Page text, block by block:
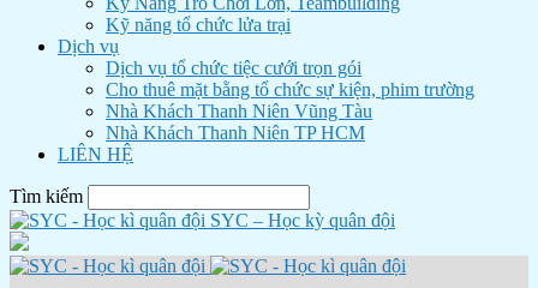
Kỹ năng tổ chức lửa trại
Dịch vụ
Dịch vụ tổ chức tiệc cưới trọn gói
Cho thuê mặt bằng tổ chức sự kiện, phim trường
Nhà Khách Thanh Niên Vũng Tàu
Nhà Khách Thanh Niên TP HCM
LIÊN HỆ
Tìm kiếm
SYC – Học kỳ quân đội